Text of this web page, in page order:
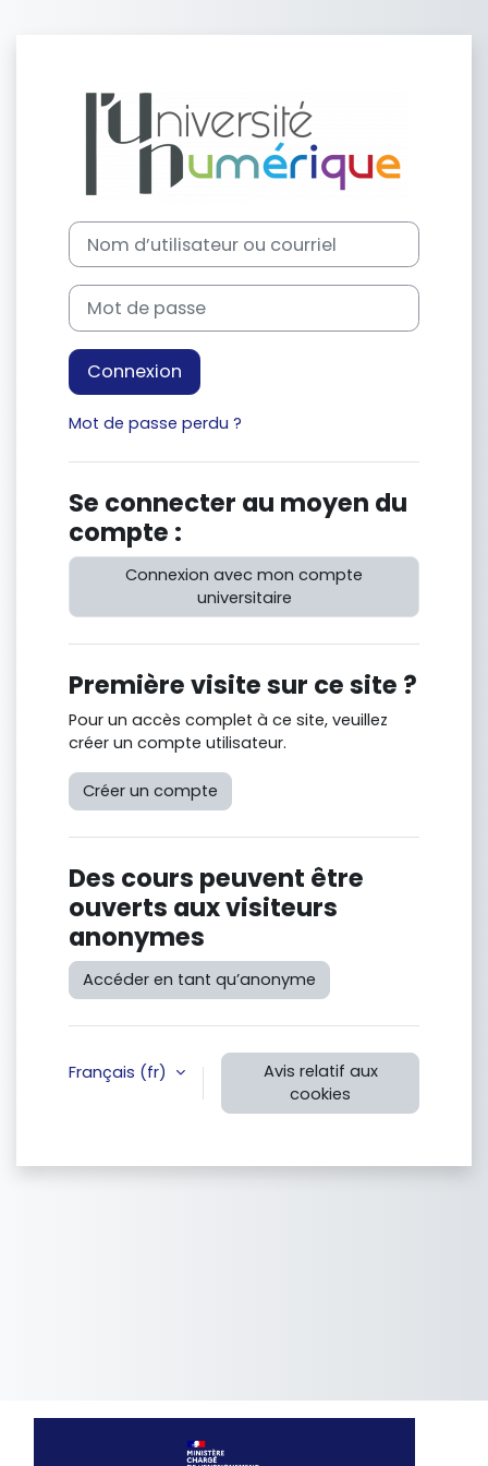
Connexion à
Procédure de création de compte
Nom d’utilisateur ou courriel
Mot de passe
Connexion
Mot de passe perdu ?
Se connecter au moyen du
compte :
Connexion avec mon compte
universitaire
Première visite sur ce site ?
Pour un accès complet à ce site, veuillez
créer un compte utilisateur.
Créer un compte
Des cours peuvent être
ouverts aux visiteurs
anonymes
Accéder en tant qu’anonyme
Français ‎(fr)‎
Avis relatif aux
cookies